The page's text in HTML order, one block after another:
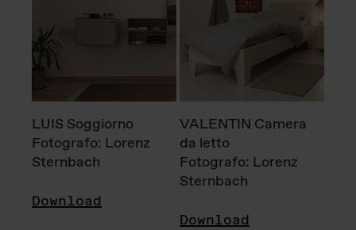
LUIS Soggiorno
Fotografo: Lorenz
Sternbach
Download
VALENTIN Camera
da letto
Fotografo: Lorenz
Sternbach
Download